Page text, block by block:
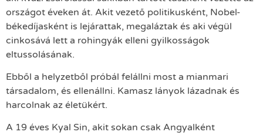
országot éveken át. Akit vezető politikusként, Nobel-
békedíjasként is lejárattak, megaláztak és aki végül
cinkosává lett a rohingyák elleni gyilkosságok
eltussolásának.
Ebből a helyzetből próbál felállni most a mianmari
társadalom, és ellenállni. Kamasz lányok lázadnak és
harcolnak az életükért.
A 19 éves Kyal Sin, akit sokan csak Angyalként